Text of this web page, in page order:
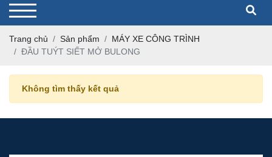
Trang chủ Sản phẩm
MÁY XE CÔNG TRÌNH
ĐẦU TUÝT SIẾT MỞ BULONG
Không tìm thấy kết quả